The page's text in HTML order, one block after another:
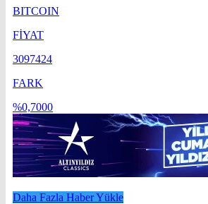
BITCOIN
FİYAT
3097424
FARK
%0,7000
Daha Fazla Haber Yükle